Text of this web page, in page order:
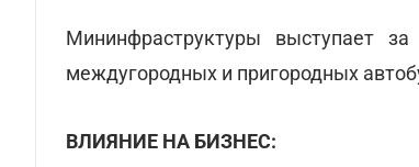
Мининфраструктуры выступает
междугородных и пригородных
ВЛИЯНИЕ НА БИЗНЕС: